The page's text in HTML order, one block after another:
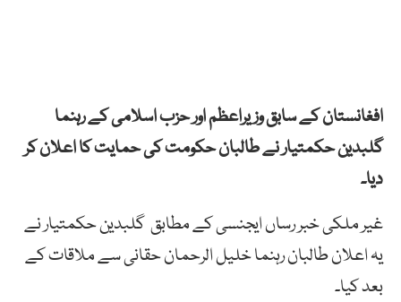
افغانستان کے سابق وزیراعظم اور حزب اسلامی کے رہنما
گلبدین حکمتیار نے طالبان حکومت کی حمایت کا اعلان کر
دیا۔
غیر ملکی خبر رساں ایجنسی کے مطابق گلبدین حکمتیار نے
یہ اعلان طالبان رہنما خلیل الرحمان حقانی سے ملاقات کے
بعد کیا۔